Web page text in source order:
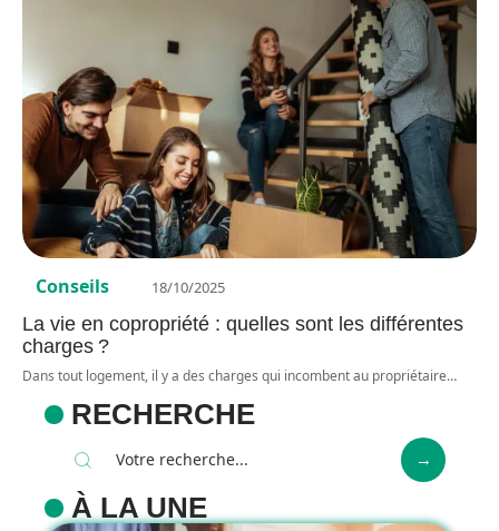
Conseils 18/10/2025
La vie en copropriété : quelles sont les différentes
charges ?
Dans tout logement, il y a des charges qui incombent au propriétaire…
RECHERCHE
À LA UNE